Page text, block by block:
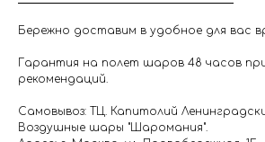
Бережно доставим в удобное для вас
Гарантия на полет шаров 48 часов
рекомендаций.
Самовывоз: ТЦ. Капитолий
Воздушные шары "Шаромания".